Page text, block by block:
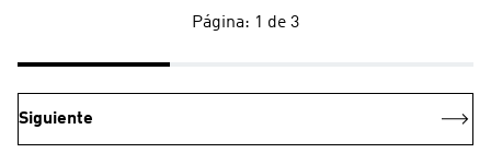
Página: 1 de 3
Siguiente